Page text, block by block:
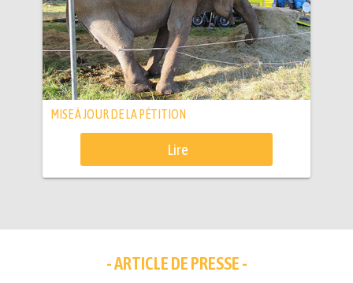
MISE À JOUR DE LA PÉTITION
Lire
- ARTICLE DE PRESSE -